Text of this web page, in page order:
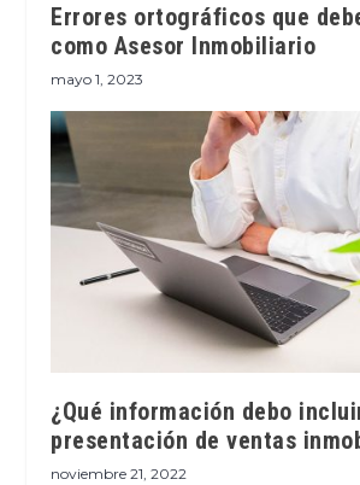
Errores ortográficos que
como Asesor Inmobiliario
mayo 1, 2023
¿Qué información debo
presentación de ventas
noviembre 21, 2022